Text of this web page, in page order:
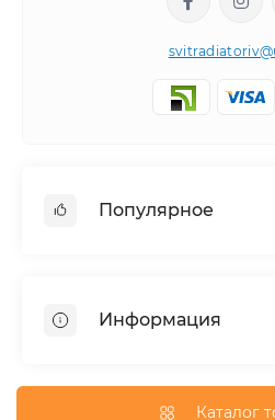
Популярное
Угловой
Внутрипольные конвекторы
Информация
Каталог